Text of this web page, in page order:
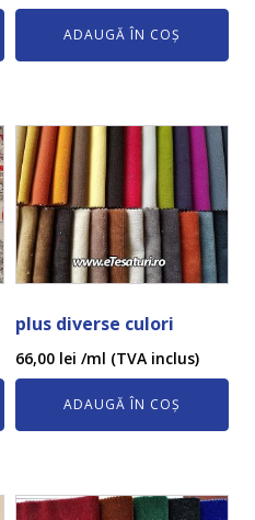
ADAUGĂ ÎN COȘ
plus diverse culori
66,00 lei /ml (TVA inclus)
ADAUGĂ ÎN COȘ